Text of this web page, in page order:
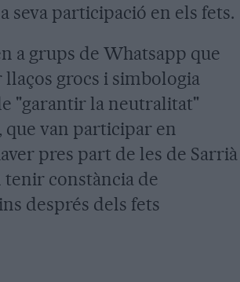
seva participació en els fets.
a grups de Whatsapp que
grocs i simbologia
"garantir la neutralitat"
van participar en
pres part de les de Sarrià
tenir constància de
després dels fets